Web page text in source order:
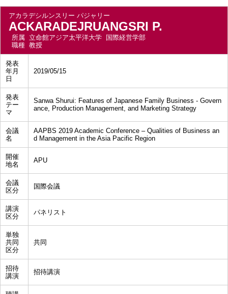
アカラデシルンスリー パジャリー
ACKARADEJRUANGSRI P.
所属 立命館アジア太平洋大学 国際経営学部
職種 教授
発表
年月
日
2019/05/15
発表
テー
マ
Sanwa Shurui: Features of Japanese Family Business - Govern
ance, Production Management, and Marketing Strategy
会議
名
AAPBS 2019 Academic Conference – Qualities of Business an
d Management in the Asia Pacific Region
開催
地名
APU
会議
区分
国際会議
講演
区分
パネリスト
単独
共同
区分
共同
招待
講演
招待講演